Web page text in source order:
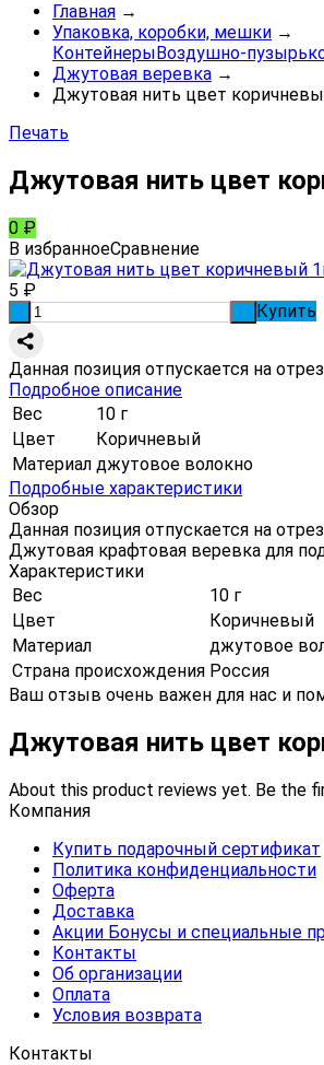
Главная →
Упаковка, коробки, мешки →
КонтейнерыВоздушно-
Джутовая веревка →
Джутовая нить цвет
Печать
Джутовая нить цвет
0 ₽
В избранноеСравнение
5 ₽
Купить
Данная позиция отпускается на
Подробное описание
Вес
10 г
Цвет
Коричневый
Материал джутовое волокно
Подробные характеристики
Обзор
Данная позиция отпускается на
Джутовая крафтовая веревка для
Характеристики
Вес
10 г
Цвет
Коричневый
Материал
джутовое
Страна происхождения Россия
Ваш отзыв очень важен для нас и
Джутовая нить цвет
About this product reviews yet. Be the
Компания
Купить подарочный сертификат
Политика конфиденциальности
Оферта
Доставка
Акции Бонусы и специальные
Контакты
Об организации
Оплата
Условия возврата
Контакты